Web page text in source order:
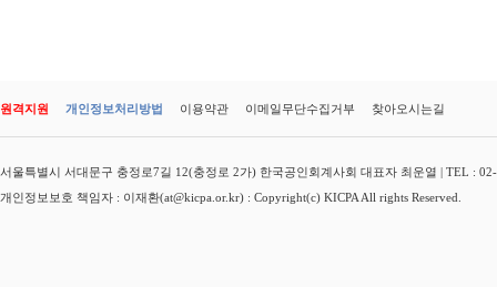
원격지원 개인정보처리방법 이용약관 이메일무단수집거부 찾아오시는길
서울특별시 서대문구 충정로7길 12(충정로 2가) 한국공인회계사회 대표자 최운열 | TEL :
개인정보보호 책임자 : 이재환(at@kicpa.or.kr) : Copyright(c) KICPA All rights Reserved.